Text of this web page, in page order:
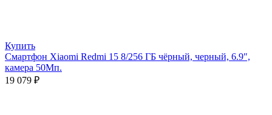
Купить
Смартфон Xiaomi Redmi 15 8/256 ГБ чёрный, черный, 6.9″,
камера 50Мп.
19 079 ₽